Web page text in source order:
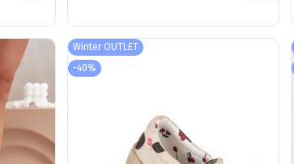
Winter OUTLET
-40%